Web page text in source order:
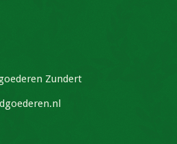
Zundert